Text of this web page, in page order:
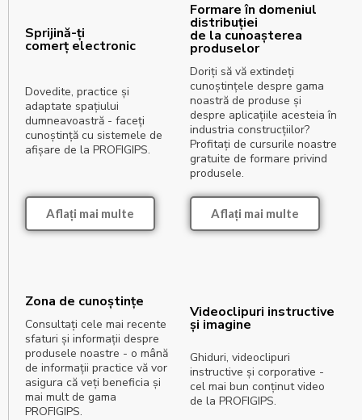
Sprijină-ți
comerț electronic
Dovedite, practice și
adaptate spațiului
dumneavoastră - faceți
cunoștință cu sistemele de
afișare de la PROFIGIPS.
Aflați mai multe
Formare în domeniul
distribuției
de la cunoașterea
produselor
Doriți să vă extindeți
cunoștințele despre gama
noastră de produse și
despre aplicațiile acesteia în
industria construcțiilor?
Profitați de cursurile noastre
gratuite de formare privind
produsele.
Aflați mai multe
Zona de cunoștințe
Consultați cele mai recente
sfaturi și informații despre
produsele noastre - o mână
de informații practice vă vor
asigura că veți beneficia și
mai mult de gama
PROFIGIPS.
Videoclipuri instructive
și imagine
Ghiduri, videoclipuri
instructive și corporative -
cel mai bun conținut video
de la PROFIGIPS.